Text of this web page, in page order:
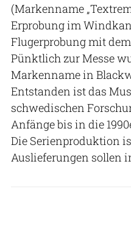
(Markenname
Erprobung im
Flugerprobung mit dem
Pünktlich zur Messe
Markenname in
Entstanden ist das
schwedischen
Anfänge bis in die
Die Serienproduktion
Auslieferungen sollen